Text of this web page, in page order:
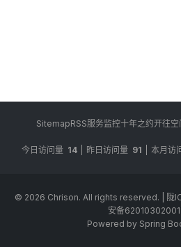
SitemapRSS服务监控十年之约开往空
今日访问量 14 昨日访问量 91 本月访
© 2026 Chrison. All rights reserved. 陇
安备
Powered by Spring